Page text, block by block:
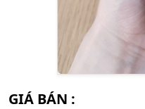
GIÁ BÁN :